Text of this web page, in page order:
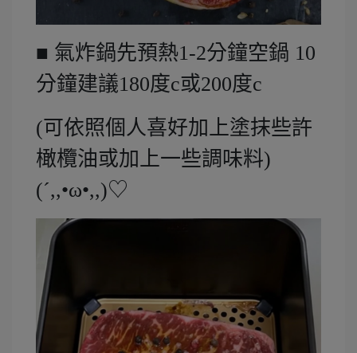
■ 氣炸鍋先預熱1-2分鐘空鍋 10
分鐘建議180度c或200度c
(可依照個人喜好加上塗抹些許
橄欖油或加上一些調味料)
(´,,•ω•,,)♡